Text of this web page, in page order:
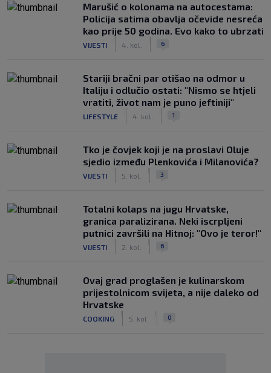
Marušić o kolonama na autocestama:
Policija satima obavlja očevide nesreća
kao prije 50 godina. Evo kako to ubrzati
VIJESTI 4. kol. 6
Stariji bračni par otišao na odmor u
Italiju i odlučio ostati: "Nismo se htjeli
vratiti, život nam je puno jeftiniji"
LIFESTYLE 4. kol. 1
Tko je čovjek koji je na proslavi Oluje
sjedio između Plenkovića i Milanovića?
VIJESTI 5. kol. 3
Totalni kolaps na jugu Hrvatske,
granica paralizirana. Neki iscrpljeni
putnici završili na Hitnoj: "Ovo je teror!"
VIJESTI 2. kol. 6
Ovaj grad proglašen je kulinarskom
prijestolnicom svijeta, a nije daleko od
Hrvatske
COOKING 5. kol. 0